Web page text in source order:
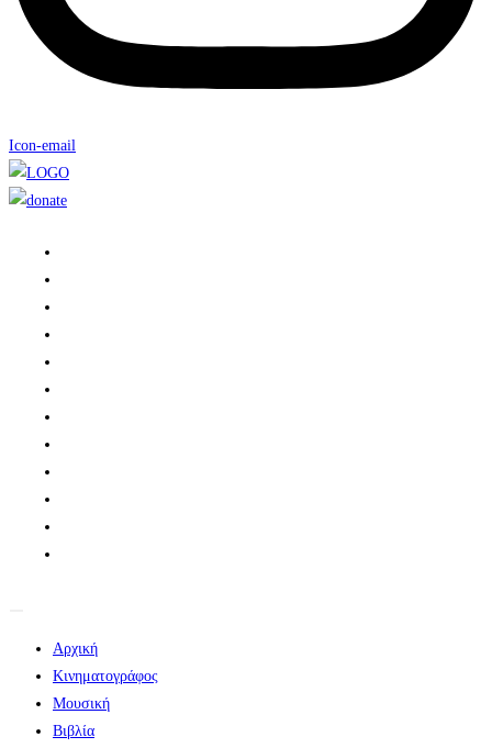
Icon-email
Αρχική
Κινηματογράφος
Μουσική
Βιβλία